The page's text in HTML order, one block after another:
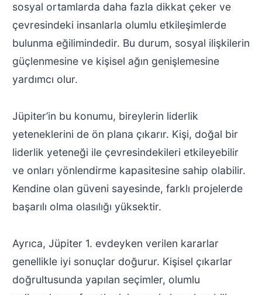
sosyal ortamlarda daha fazla dikkat çeker ve
çevresindeki insanlarla olumlu etkileşimlerde
bulunma eğilimindedir. Bu durum, sosyal ilişkilerin
güçlenmesine ve kişisel ağın genişlemesine
yardımcı olur.
Jüpiter’in bu konumu, bireylerin liderlik
yeteneklerini de ön plana çıkarır. Kişi, doğal bir
liderlik yeteneği ile çevresindekileri etkileyebilir
ve onları yönlendirme kapasitesine sahip olabilir.
Kendine olan güveni sayesinde, farklı projelerde
başarılı olma olasılığı yüksektir.
Ayrıca, Jüpiter 1. evdeyken verilen kararlar
genellikle iyi sonuçlar doğurur. Kişisel çıkarlar
doğrultusunda yapılan seçimler, olumlu